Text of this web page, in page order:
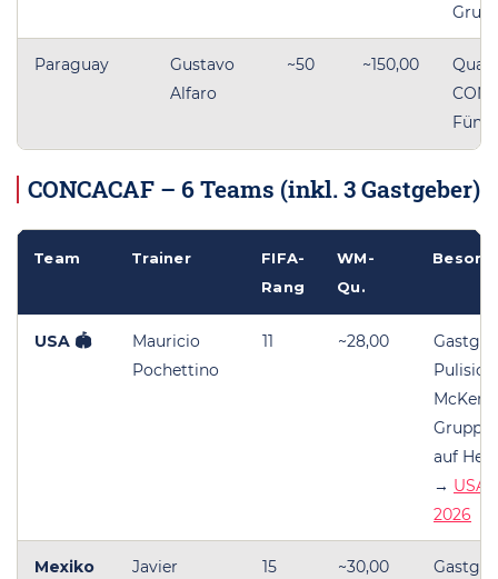
Paraguay
Gustavo
Alfaro
~50 ~150,00
CONCACAF – 6 Teams (inkl. 3 Gastgeber)
Team Trainer
FIFA-
Rang
WM-
Qu.
USA 🏟
Mauricio
Pochettino
11 ~28,00
Pulisic,
auf
→ USA
2026
Mexiko
Javier
15 ~30,00